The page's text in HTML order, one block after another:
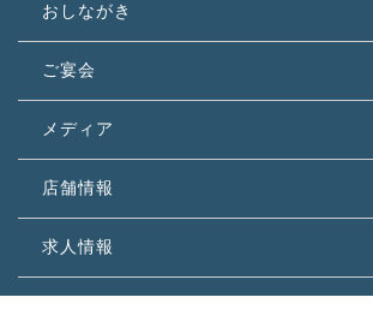
おしながき
ご宴会
メディア
店舗情報
求人情報